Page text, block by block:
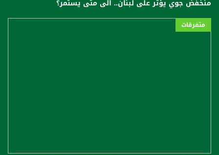
منخفض جوي يؤثر على لبنان.. الى متى يستمر؟
متفرقات